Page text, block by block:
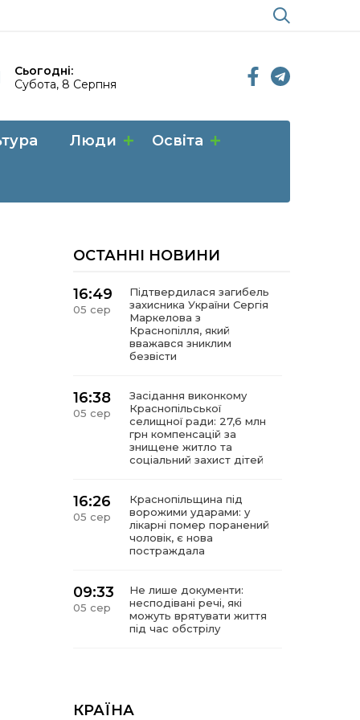
Сьогодні:
Субота, 8 Серпня
Люди Освіта
ОСТАННІ НОВИНИ
16:49
05 сер
Підтвердилася загибель
захисника України Сергія
Маркелова з
Краснопілля, який
вважався зниклим
безвісти
16:38
05 сер
Засідання виконкому
Краснопільської
селищної ради: 27,6 млн
грн компенсацій за
знищене житло та
соціальний захист дітей
16:26
05 сер
Краснопільщина під
ворожими ударами: у
лікарні помер поранений
чоловік, є нова
постраждала
09:33
05 сер
Не лише документи:
несподівані речі, які
можуть врятувати життя
під час обстрілу
КРАЇНА